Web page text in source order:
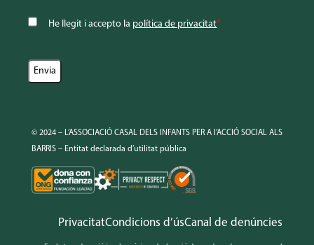
He llegit i accepto la política de privacitat*
© 2024 – L’ASSOCIACIÓ CASAL DELS INFANTS PER A l’ACCIÓ SOCIAL ALS
BARRIS – Entitat declarada d’utilitat pública
PrivacitatCondicions d’úsCanal de denúncies